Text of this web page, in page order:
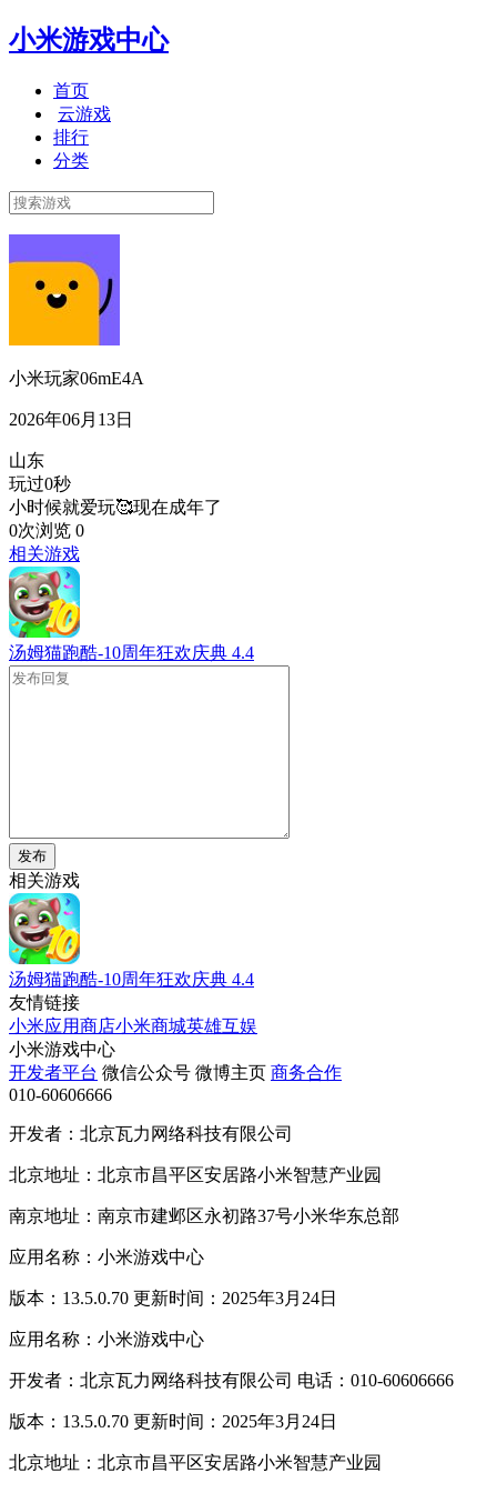
小米游戏中心
首页
云游戏
排行
分类
小米玩家06mE4A
2026年06月13日
山东
玩过0秒
小时候就爱玩🥰现在成年了
0次浏览 0
相关游戏
汤姆猫跑酷-10周年狂欢庆典 4.4
发布
相关游戏
汤姆猫跑酷-10周年狂欢庆典 4.4
友情链接
小米应用商店小米商城英雄互娱
小米游戏中心
开发者平台 微信公众号 微博主页 商务合作
010-60606666
开发者：北京瓦力网络科技有限公司
北京地址：北京市昌平区安居路小米智慧产业园
南京地址：南京市建邺区永初路37号小米华东总部
应用名称：小米游戏中心
版本：13.5.0.70 更新时间：2025年3月24日
应用名称：小米游戏中心
开发者：北京瓦力网络科技有限公司 电话：010-60606666
版本：13.5.0.70 更新时间：2025年3月24日
北京地址：北京市昌平区安居路小米智慧产业园